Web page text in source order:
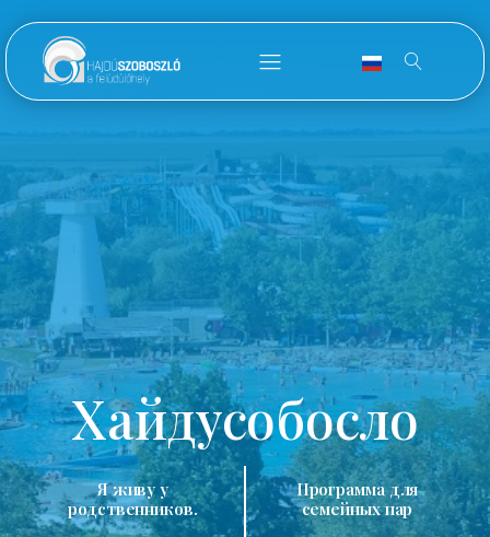
Хайдусобосло
Я живу у
родственников.
Программа для
семейных пар